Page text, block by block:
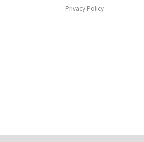
Privacy Policy